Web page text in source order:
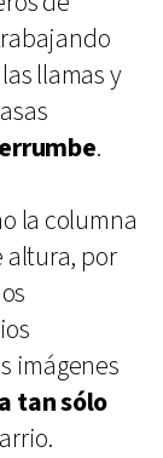
llamas y
.
la columna
altura, por
imágenes
tan sólo